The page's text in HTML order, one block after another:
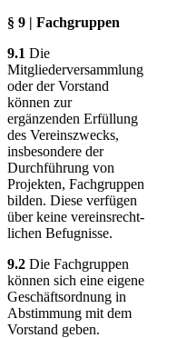
§ 9 | Fachgruppen
9.1 Die
Mitgliederversammlung
oder der Vorstand
können zur
ergänzenden Erfüllung
des Vereins­zwecks,
insbesondere der
Durch­füh­rung von
Projekten, Fach­grup­pen
bilden. Diese verfügen
über keine ver­eins­recht­
lichen Befug­nisse.
9.2 Die Fachgruppen
können sich eine eigene
Ge­schäfts­ord­nung in
Ab­stim­mung mit dem
Vor­stand geben.